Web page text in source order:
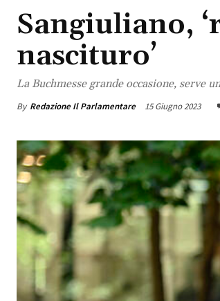
Sangiuliano,
nascituro’
La Buchmesse grande occasione, serve
By Redazione Il Parlamentare 15 Giugno 2023